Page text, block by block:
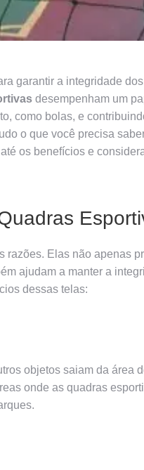
garantir a integridade
desempenham um
como bolas, e
o que você precisa
os benefícios e
razões. Elas não apenas
ajudam a manter a
dessas telas:
objetos saiam da área
onde as quadras